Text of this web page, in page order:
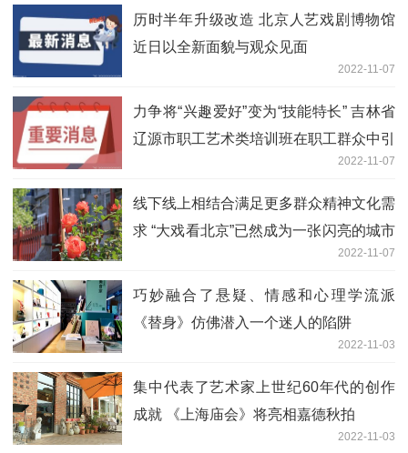
历时半年升级改造 北京人艺戏剧博物馆
近日以全新面貌与观众见面
2022-11-07
力争将“兴趣爱好”变为“技能特长” 吉林省
辽源市职工艺术类培训班在职工群众中引
2022-11-07
线下线上相结合满足更多群众精神文化需
求 “大戏看北京”已然成为一张闪亮的城市
2022-11-07
巧妙融合了悬疑、情感和心理学流派
《替身》仿佛潜入一个迷人的陷阱
2022-11-03
集中代表了艺术家上世纪60年代的创作
成就 《上海庙会》将亮相嘉德秋拍
2022-11-03